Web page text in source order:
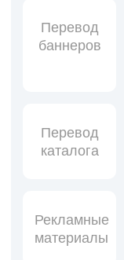
Перевод
баннеров
Перевод
каталога
Рекламные
материалы